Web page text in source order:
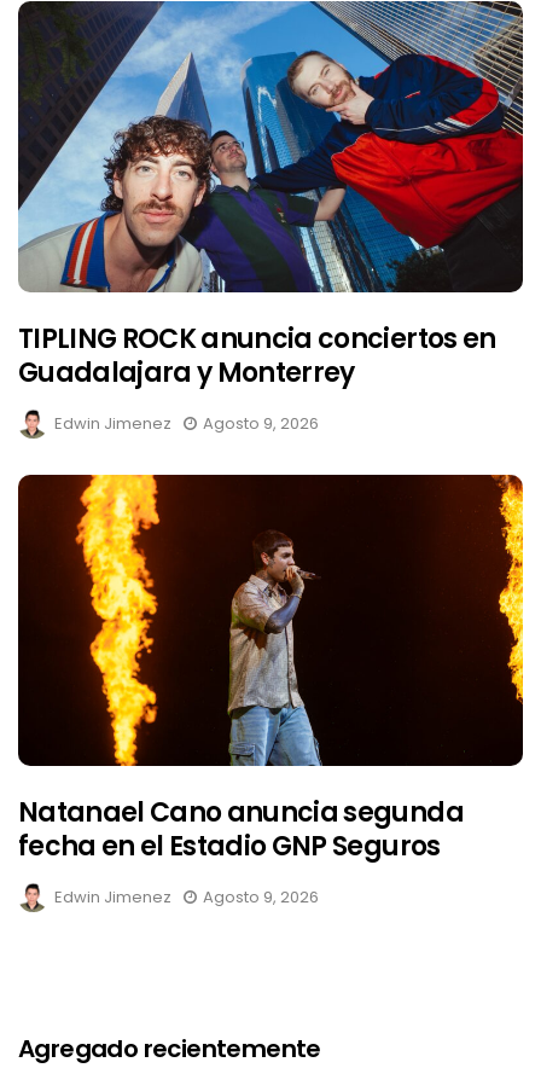
TIPLING ROCK anuncia conciertos en
Guadalajara y Monterrey
Edwin Jimenez Agosto 9, 2026
Natanael Cano anuncia segunda
fecha en el Estadio GNP Seguros
Edwin Jimenez Agosto 9, 2026
Agregado recientemente